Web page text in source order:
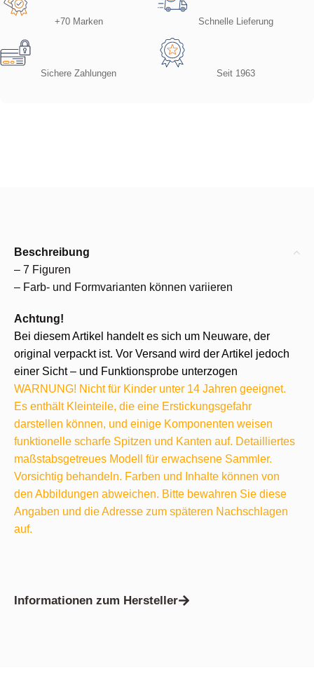
+70 Marken Schnelle Lieferung
Sichere Zahlungen Seit 1963
Beschreibung
– 7 Figuren
– Farb- und Formvarianten können variieren
Achtung!
Bei diesem Artikel handelt es sich um Neuware, der
original verpackt ist. Vor Versand wird der Artikel jedoch
einer Sicht – und Funktionsprobe unterzogen
WARNUNG! Nicht für Kinder unter 14 Jahren geeignet.
Es enthält Kleinteile, die eine Erstickungsgefahr
darstellen können, und einige Komponenten weisen
funktionelle scharfe Spitzen und Kanten auf. Detailliertes
maßstabsgetreues Modell für erwachsene Sammler.
Vorsichtig behandeln. Farben und Inhalte können von
den Abbildungen abweichen. Bitte bewahren Sie diese
Angaben und die Adresse zum späteren Nachschlagen
auf.
Informationen zum Hersteller